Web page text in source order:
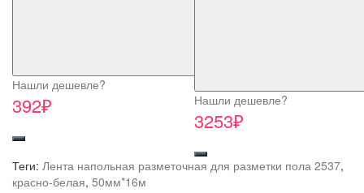
Нашли дешевле?
392₽ Нашли дешевле?
3253₽
Теги: Лента напольная разметочная для разметки пола 2537,
красно-белая, 50мм*16м